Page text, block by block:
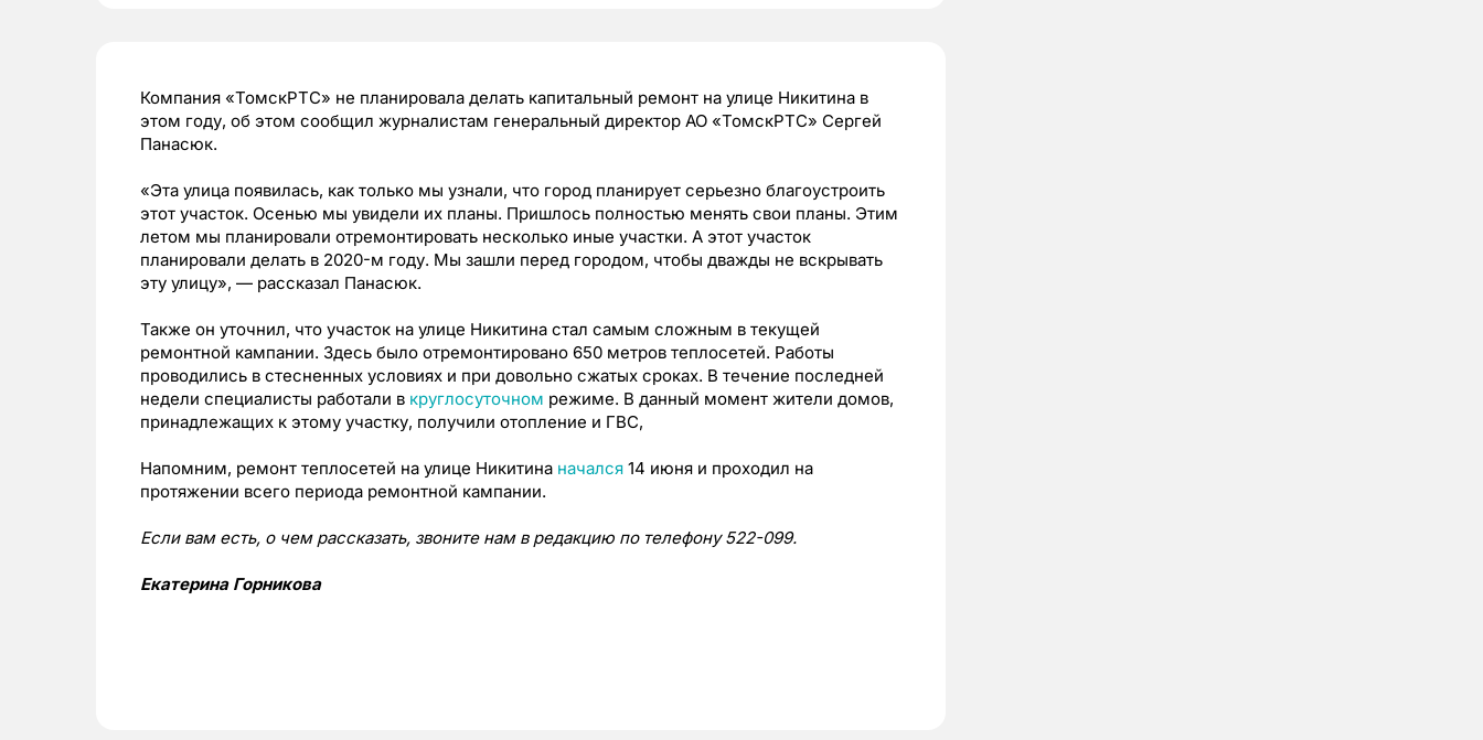
Компания «ТомскРТС» не планировала делать капитальный ремонт на улице Никитина в
этом году, об этом сообщил журналистам генеральный директор АО «ТомскРТС» Сергей
Панасюк.
«Эта улица появилась, как только мы узнали, что город планирует серьезно благоустроить
этот участок. Осенью мы увидели их планы. Пришлось полностью менять свои планы. Этим
летом мы планировали отремонтировать несколько иные участки. А этот участок
планировали делать в 2020-м году. Мы зашли перед городом, чтобы дважды не вскрывать
эту улицу», — рассказал Панасюк.
Также он уточнил, что участок на улице Никитина стал самым сложным в текущей
ремонтной кампании. Здесь было отремонтировано 650 метров теплосетей. Работы
проводились в стесненных условиях и при довольно сжатых сроках. В течение последней
недели специалисты работали в круглосуточном режиме. В данный момент жители домов,
принадлежащих к этому участку, получили отопление и ГВС,
Напомним, ремонт теплосетей на улице Никитина начался 14 июня и проходил на
протяжении всего периода ремонтной кампании.
Если вам есть, о чем рассказать, звоните нам в редакцию по телефону 522-099.
Екатерина Горникова